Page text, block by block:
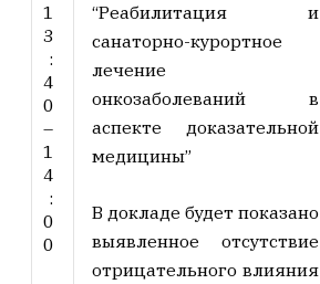
1
3
:
4
0
–
1
4
:
0
0
“Реабилитация и
санаторно-курортное
лечение
онкозаболеваний в
аспекте доказательной
медицины”
В докладе будет показано
выявленное отсутствие
отрицательного влияния